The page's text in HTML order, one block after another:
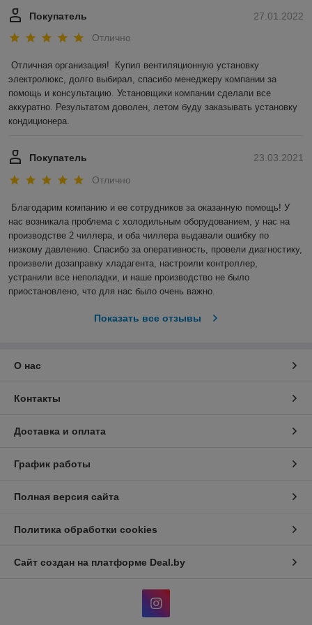
Рейтинг не сформирован
Менее 5 отзывов за последний год
г. Минск
220012, г. Минск, ул. Чернышевского, 8, каб. 23, Минск,
Беларусь
Контакты
Сегодня работает с 09:00 до 18:00
Отзывы о магазине
6 отзывов за всё время
27.01.2022
Покупатель
Отлично
Отличная организация!  Купил вентиляционную установку
Отлично
Благодарим компанию и ее сотрудников за оказанную помощь! У
нас возникала проблема с холодильным оборудованием, у нас на
низкому давлению. Спасибо за оперативность, провели диагностику,
устранили все неполадки, и наше производство не было
Показать все отзывы